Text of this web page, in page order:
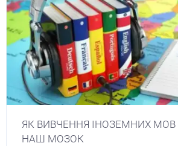
ЯК ВИВЧЕННЯ ІНОЗЕМНИХ
НАШ МОЗОК